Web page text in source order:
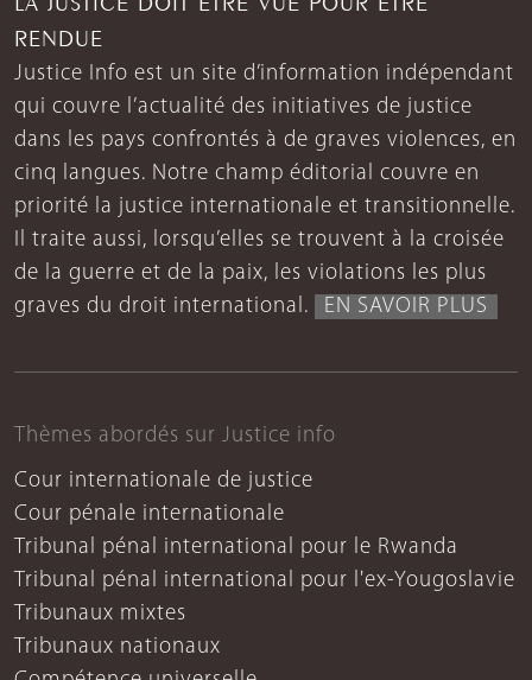
RENDUE
Justice Info est un site d’information indépendant
qui couvre l’actualité des initiatives de justice
dans les pays confrontés à de graves violences, en
cinq langues. Notre champ éditorial couvre en
priorité la justice internationale et transitionnelle.
Il traite aussi, lorsqu’elles se trouvent à la croisée
de la guerre et de la paix, les violations les plus
graves du droit international.
EN SAVOIR PLUS
Thèmes abordés sur Justice info
Cour internationale de justice
Cour pénale internationale
Tribunal pénal international pour le Rwanda
Tribunal pénal international pour l'ex-Yougoslavie
Tribunaux mixtes
Tribunaux nationaux